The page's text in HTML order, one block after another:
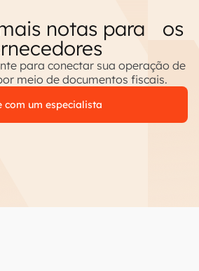
notas para os
para conectar sua operação de
meio de documentos fiscais.
com um especialista